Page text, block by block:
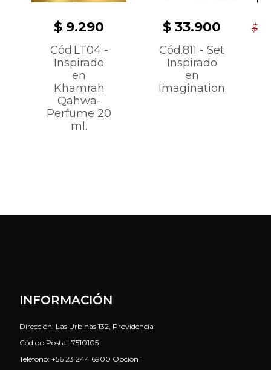
Cód.LT04 -
Inspirado
en
Khamrah
Qahwa-
Perfume 20
ml.
$ 9.290
Cód.811 - Set
Inspirado
en
Imagination
$ 33.900 $
INFORMACIÓN
Dirección: Las Urbinas 132, Providencia
Código Postal: 7510105
Teléfono: +56 23 244 6900 Opción 1